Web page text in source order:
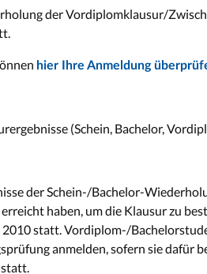
der Vordiplomklausur/
hier Ihre Anmeldung
(Schein, Bachelor,
der Schein-/Bachelor-
haben, um die Klausur zu
2010 statt. Vordiplom-/
anmelden, sofern sie dafür